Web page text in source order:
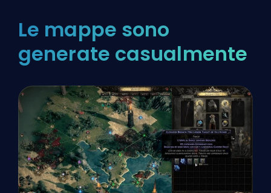
Le mappe sono
generate casualmente